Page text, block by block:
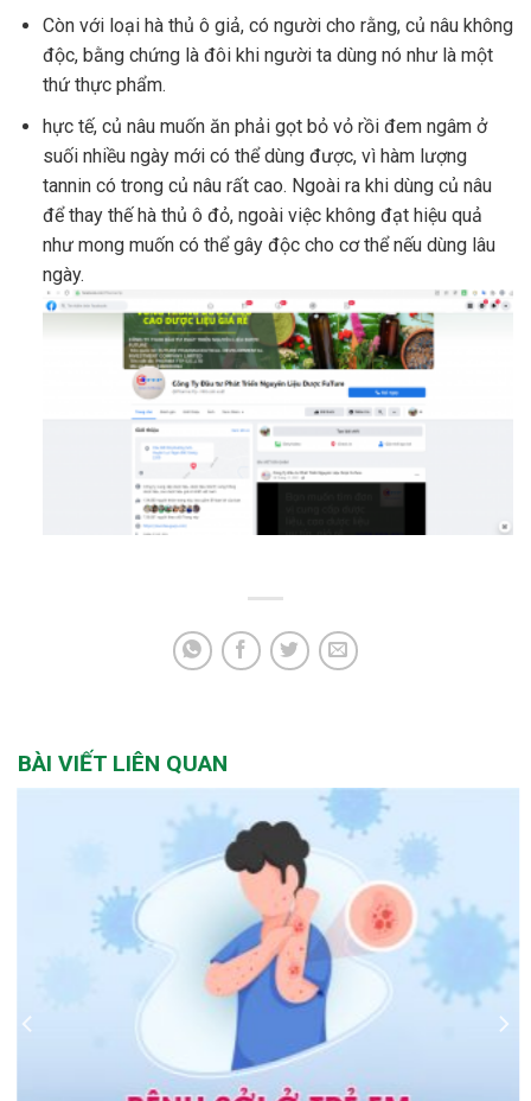
Còn với loại hà thủ ô giả, có người cho rằng, củ nâu không
độc, bằng chứng là đôi khi người ta dùng nó như là một
thứ thực phẩm.
hực tế, củ nâu muốn ăn phải gọt bỏ vỏ rồi đem ngâm ở
suối nhiều ngày mới có thể dùng được, vì hàm lượng
tannin có trong củ nâu rất cao. Ngoài ra khi dùng củ nâu
để thay thế hà thủ ô đỏ, ngoài việc không đạt hiệu quả
như mong muốn có thể gây độc cho cơ thể nếu dùng lâu
ngày.
BÀI VIẾT LIÊN QUAN